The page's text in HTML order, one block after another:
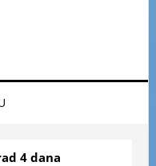
4 dana